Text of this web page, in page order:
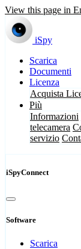
View this page in
iSpy
Scarica
Documenti
Licenza
Acquista
Più
Informazioni
telecamera
servizio
iSpyConnect
Software
Scarica